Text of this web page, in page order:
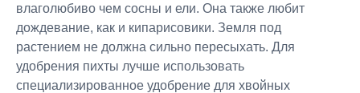
влаголюбиво чем сосны и ели. Она также любит
дождевание, как и кипарисовики. Земля под
растением не должна сильно пересыхать. Для
удобрения пихты лучше использовать
специализированное удобрение для хвойных